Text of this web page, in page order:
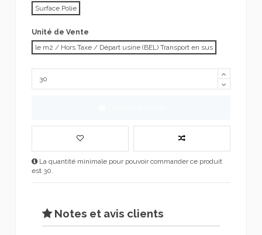
Surface Polie
Unité de Vente
le m2 / Hors Taxe / Départ usine (BEL) Transport en sus
La quantité minimale pour pouvoir commander ce produit
est 30.
Notes et avis clients